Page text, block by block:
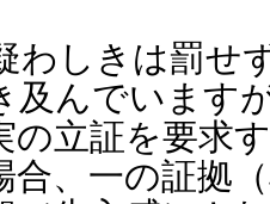
しきは罰せ
及んでいます
の立証を要求
合、一の証拠